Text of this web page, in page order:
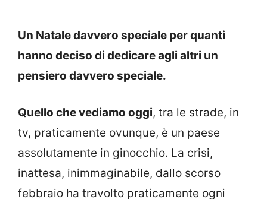
Un Natale davvero speciale per quanti
hanno deciso di dedicare agli altri un
pensiero davvero speciale.
Quello che vediamo oggi, tra le strade, in
tv, praticamente ovunque, è un paese
assolutamente in ginocchio. La crisi,
inattesa, inimmaginabile, dallo scorso
febbraio ha travolto praticamente ogni